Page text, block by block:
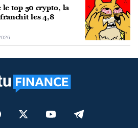
top 50 crypto, la
les 4,8